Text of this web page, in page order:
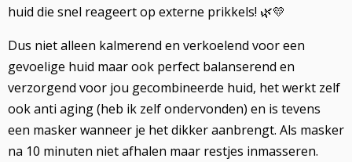
huid die snel reageert op externe prikkels! 🌿💛
Dus niet alleen kalmerend en verkoelend voor een
gevoelige huid maar ook perfect balanserend en
verzorgend voor jou gecombineerde huid, het werkt zelf
ook anti aging (heb ik zelf ondervonden) en is tevens
een masker wanneer je het dikker aanbrengt. Als masker
na 10 minuten niet afhalen maar restjes inmasseren.